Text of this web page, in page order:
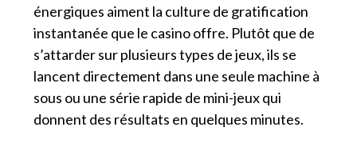
énergiques aiment la culture de gratification
instantanée que le casino offre. Plutôt que de
s’attarder sur plusieurs types de jeux, ils se
lancent directement dans une seule machine à
sous ou une série rapide de mini-jeux qui
donnent des résultats en quelques minutes.